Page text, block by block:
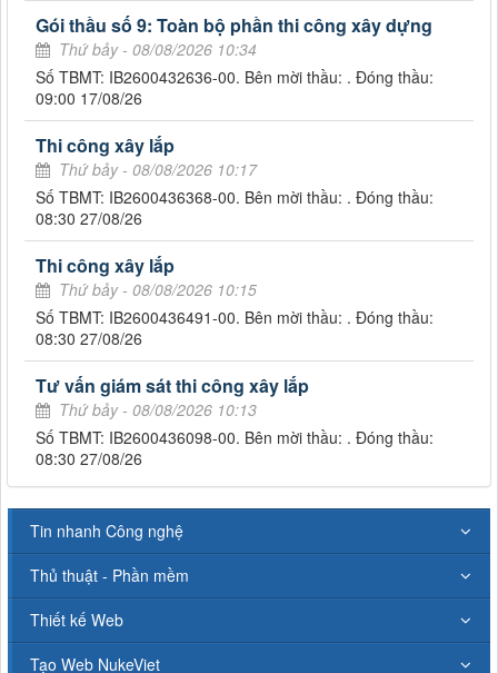
Gói thầu số 9: Toàn bộ phần thi công xây dựng
Thứ bảy - 08/08/2026 10:34
Số TBMT: IB2600432636-00. Bên mời thầu: . Đóng thầu:
09:00 17/08/26
Thi công xây lắp
Thứ bảy - 08/08/2026 10:17
Số TBMT: IB2600436368-00. Bên mời thầu: . Đóng thầu:
08:30 27/08/26
Thi công xây lắp
Thứ bảy - 08/08/2026 10:15
Số TBMT: IB2600436491-00. Bên mời thầu: . Đóng thầu:
08:30 27/08/26
Tư vấn giám sát thi công xây lắp
Thứ bảy - 08/08/2026 10:13
Số TBMT: IB2600436098-00. Bên mời thầu: . Đóng thầu:
08:30 27/08/26
Tin nhanh Công nghệ
Thủ thuật - Phần mềm
Thiết kế Web
Tạo Web NukeViet